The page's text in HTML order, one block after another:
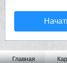
Главная